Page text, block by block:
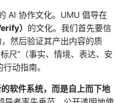
AI 协作文化。UMU 倡导在
） 的文化。我们首先要信
然后验证其产出内容的质
尺”（事实、情境、表达、安
动指南。
软件系统，而是自上而下地